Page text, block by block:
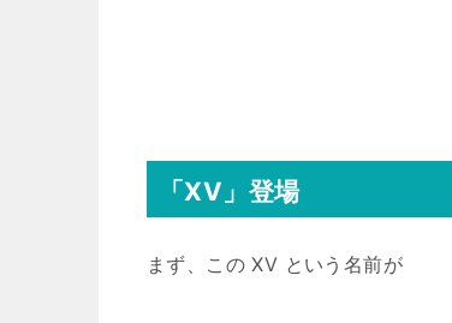
「XV」登場
まず、この XV という名前が